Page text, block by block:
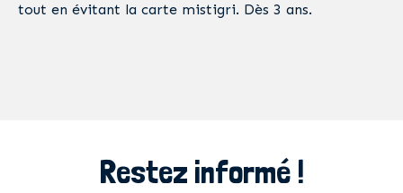
tout en évitant la carte mistigri. Dès 3 ans.
Restez informé !